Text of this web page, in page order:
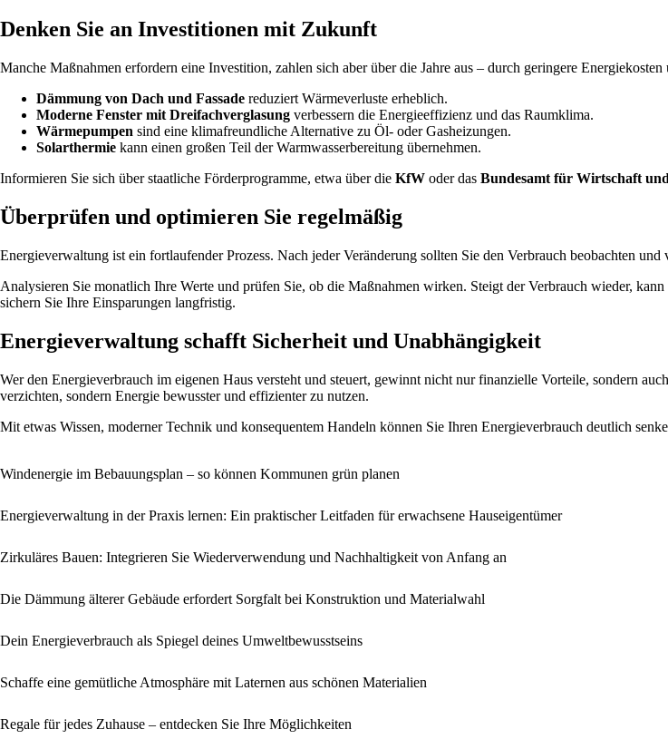
Denken Sie an Investitionen mit Zukunft
Manche Maßnahmen erfordern eine Investition, zahlen sich aber über die Jahre aus – durch geringere
Dämmung von Dach und Fassade reduziert Wärmeverluste erheblich.
Moderne Fenster mit Dreifachverglasung verbessern die Energieeffizienz und das Raumklima.
Wärmepumpen sind eine klimafreundliche Alternative zu Öl- oder Gasheizungen.
Solarthermie kann einen großen Teil der Warmwasserbereitung übernehmen.
Informieren Sie sich über staatliche Förderprogramme, etwa über die KfW oder das Bundesamt für Wirtschaft
Überprüfen und optimieren Sie regelmäßig
Energieverwaltung ist ein fortlaufender Prozess. Nach jeder Veränderung sollten Sie den Verbrauch beobachten und
Analysieren Sie monatlich Ihre Werte und prüfen Sie, ob die Maßnahmen wirken. Steigt der Verbrauch wieder,
sichern Sie Ihre Einsparungen langfristig.
Energieverwaltung schafft Sicherheit und Unabhängigkeit
Wer den Energieverbrauch im eigenen Haus versteht und steuert, gewinnt nicht nur finanzielle Vorteile, sondern
verzichten, sondern Energie bewusster und effizienter zu nutzen.
Mit etwas Wissen, moderner Technik und konsequentem Handeln können Sie Ihren Energieverbrauch deutlich
Windenergie im Bebauungsplan – so können Kommunen grün planen
Energieverwaltung in der Praxis lernen: Ein praktischer Leitfaden für erwachsene Hauseigentümer
Zirkuläres Bauen: Integrieren Sie Wiederverwendung und Nachhaltigkeit von Anfang an
Die Dämmung älterer Gebäude erfordert Sorgfalt bei Konstruktion und Materialwahl
Dein Energieverbrauch als Spiegel deines Umweltbewusstseins
Schaffe eine gemütliche Atmosphäre mit Laternen aus schönen Materialien
Regale für jedes Zuhause – entdecken Sie Ihre Möglichkeiten